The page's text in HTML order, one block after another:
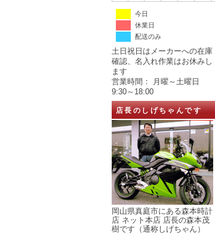
今日
休業日
配送のみ
土日祝日はメーカーへの在庫
確認、名入れ作業はお休みし
ます
営業時間： 月曜～土曜日
9:30～18:00
店長のしげちゃんです
岡山県真庭市にある森本時計
店 ネット本店 店長の森本茂
樹です（通称しげちゃん）